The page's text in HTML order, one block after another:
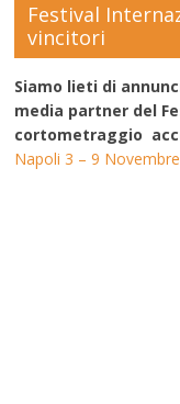
Festival
vincitori
Siamo lieti di
media partner del
cortometraggio
Napoli 3 – 9